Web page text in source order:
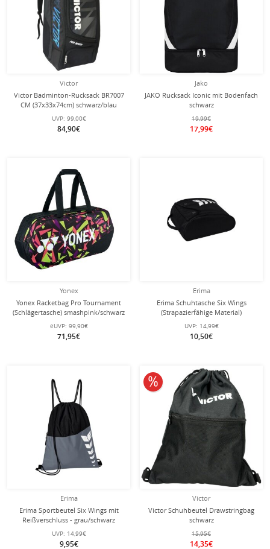
Victor
Victor Badminton-Rucksack BR7007
CM (37x33x74cm) schwarz/blau
UVP: 99,00€
84,90€
Jako
JAKO Rucksack Iconic mit Bodenfach
schwarz
19,99€
17,99€
Yonex
Yonex Racketbag Pro Tournament
(Schlägertasche) smashpink/schwarz
- 4er
eUVP: 99,90€
71,95€
Erima
Erima Schuhtasche Six Wings
(Strapazierfähige Material)
schwarz/weiss
UVP: 14,99€
10,50€
Erima
Erima Sportbeutel Six Wings mit
Reißverschluss - grau/schwarz
UVP: 14,99€
9,95€
Victor
Victor Schuhbeutel Drawstringbag
schwarz
15,95€
14,35€
10% reduziert